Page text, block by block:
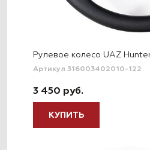
Рулевое колесо UAZ
Артикул 316003402010-122
3 450 руб.
КУПИТЬ